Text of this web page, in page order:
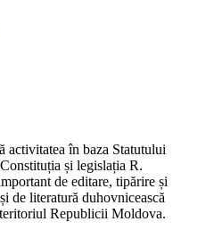
activitatea în baza Statutului
și legislația R.
de editare, tipărire și
de literatură duhovnicească
Republicii Moldova.